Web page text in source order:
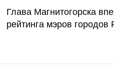
Глава Магнитогорска
рейтинга мэров городов